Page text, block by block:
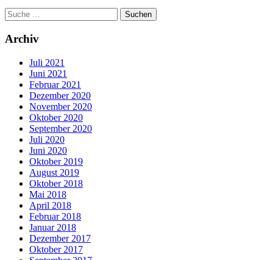
Archiv
Juli 2021
Juni 2021
Februar 2021
Dezember 2020
November 2020
Oktober 2020
September 2020
Juli 2020
Juni 2020
Oktober 2019
August 2019
Oktober 2018
Mai 2018
April 2018
Februar 2018
Januar 2018
Dezember 2017
Oktober 2017